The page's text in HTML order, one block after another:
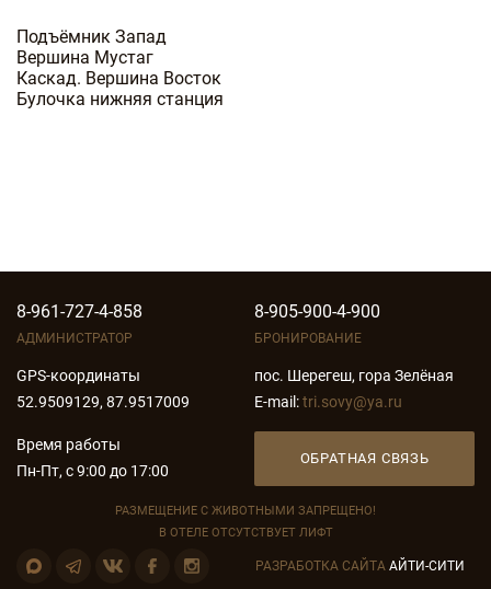
Подъёмник Запад
Вершина Мустаг
Каскад. Вершина Восток
Булочка нижняя станция
8-961-727-4-858
АДМИНИСТРАТОР
8-905-900-4-900
БРОНИРОВАНИЕ
GPS-координаты
52.9509129, 87.9517009
пос. Шерегеш, гора Зелёная
E-mail:tri.sovy@ya.ru
РАЗРАБОТКА САЙТА АЙТИ-СИТИ
Время работы
Пн-Пт, с 9:00 до 17:00
ОБРАТНАЯ СВЯЗЬ
РАЗМЕЩЕНИЕ С ЖИВОТНЫМИ ЗАПРЕЩЕНО!
В ОТЕЛЕ ОТСУТСТВУЕТ ЛИФТ